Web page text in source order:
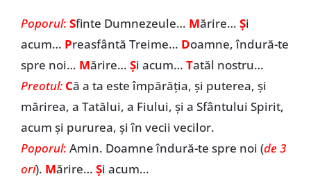
Poporul: Sfinte Dumnezeule… Mărire… Și
acum… Preasfântă Treime… Doamne, îndură-te
spre noi… Mărire… Și acum… Tatăl nostru…
Preotul: Că a ta este împărăția, și puterea, și
mărirea, a Tatălui, a Fiului, și a Sfântului Spirit,
acum și pururea, și în vecii vecilor.
Poporul: Amin. Doamne îndură-te spre noi (de 3
ori). Mărire… Și acum…